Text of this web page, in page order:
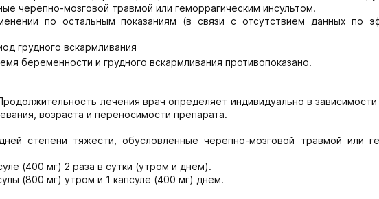
черепно-мозговой травмой или геморрагическим инсультом.
по остальным показаниям (в связи с отсутствием данных по
грудного вскармливания
беременности и грудного вскармливания противопоказано.
лечения врач определяет индивидуально в зависимости
возраста и переносимости препарата.
степени тяжести, обусловленные черепно-мозговой травмой или
(400 мг) 2 раза в сутки (утром и днем).
(800 мг) утром и 1 капсуле (400 мг) днем.